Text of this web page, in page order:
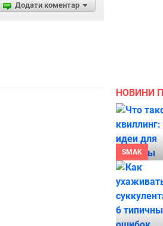
Додати коментар
НОВИНИ
SMAK